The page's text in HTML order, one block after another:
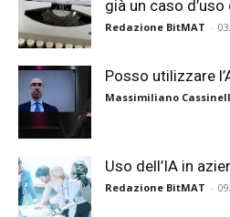
già un caso
Redazione BitMAT -
Posso utilizzare
Massimiliano
Uso dell’IA in
Redazione BitMAT -